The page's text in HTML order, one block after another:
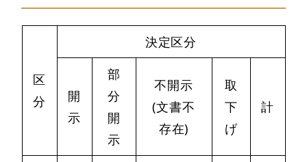
区
分
決定区分
開
示
部
分
開
示
不開示
(文書不
存在)
取
下
げ
計